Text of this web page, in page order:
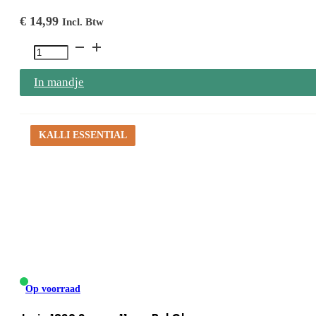
€ 14,99 Incl. Btw
1855
2mm
x
Bol
Glans
In mandje
KALLI ESSENTIAL
Op voorraad